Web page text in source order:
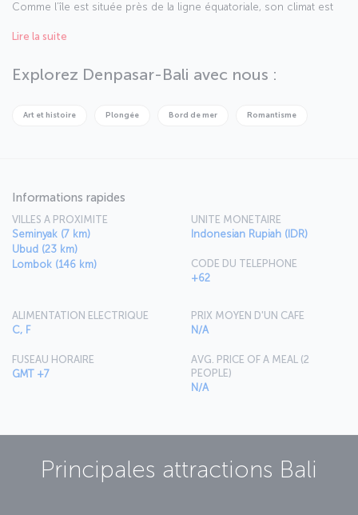
Comme l’île est située près de la ligne équatoriale, son climat est
au long de l’année. Si vous souhaitez visiter Bali, vous devez faire
Lire la suite
Explorez Denpasar-Bali avec nous :
Art et histoire Plongée Bord de mer Romantisme
Informations rapides
VILLES A PROXIMITE
Seminyak (7 km)
Ubud (23 km)
Lombok (146 km)
UNITE MONETAIRE
Indonesian Rupiah (IDR)
CODE DU TELEPHONE
+62
ALIMENTATION ELECTRIQUE
C, F
FUSEAU HORAIRE
GMT +7
PRIX MOYEN D'UN CAFE
N/A
AVG. PRICE OF A MEAL (2
PEOPLE)
N/A
Principales attractions Bali